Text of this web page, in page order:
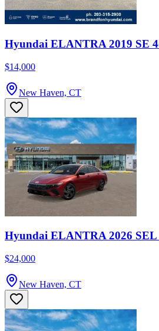
Hyundai ELANTRA 2019 SE
$14,000
New Haven, CT
Hyundai ELANTRA 2026 SEL
$24,000
New Haven, CT